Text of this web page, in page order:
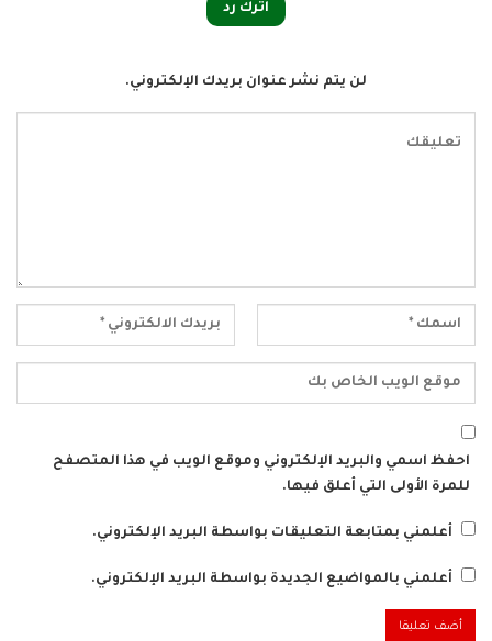
اترك رد
لن يتم نشر عنوان بريدك الإلكتروني.
احفظ اسمي والبريد الإلكتروني وموقع الويب في هذا المتصفح
للمرة الأولى التي أعلق فيها.
أعلمني بمتابعة التعليقات بواسطة البريد الإلكتروني.
أعلمني بالمواضيع الجديدة بواسطة البريد الإلكتروني.